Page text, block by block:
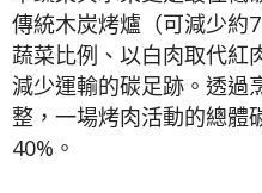
傳統木炭烤爐（可減少約
蔬菜比例、以白肉取代紅
減少運輸的碳足跡。透過
整，一場烤肉活動的總體
40%。